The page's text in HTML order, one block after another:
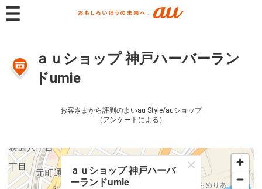
ａｕショップ 神戸ハーバーラン
ドumie
お客さまから評判のよいau Style/auショップ
（アンケートによる）
ａｕショップ 神戸ハーバ
ーランドumie
ａｕショップ 神戸ハーバ
ーランドumie